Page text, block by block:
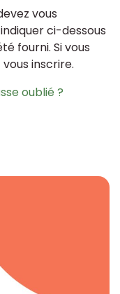
vous
ci-dessous
fourni. Si vous
inscrire.
oublié ?